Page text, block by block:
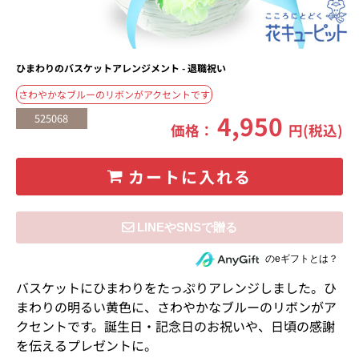
ひまわりのバスケットアレンジメント - 退職祝い
さわやかなブルーのリボンがアクセントです
525068
価格：4,950 円(税込)
カートに入れる
住所を知らない相手にeギフトで贈るのeギフトとは？
バスケットにひまわりをたっぷりアレンジしました。ひ
まわりの明るい黄色に、さわやかなブルーのリボンがア
クセントです。誕生日・記念日のお祝いや、日頃の感謝
を伝えるプレゼントに。